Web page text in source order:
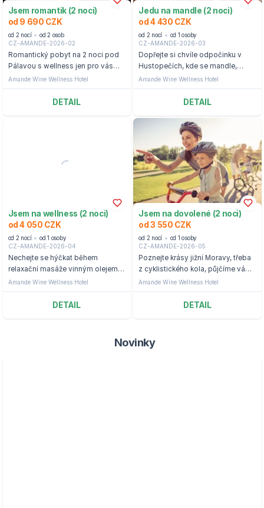
Jsem romantik (2 noci)
od 9 690 CZK
od 2 nocí
od 2 osob
CZ-AMANDE-2026-02
Romantický pobyt na 2 noci pod
Pálavou s wellness jen pro vás
dva.
Amande Wine Wellness Hotel
DETAIL
Jedu na mandle (2 noci)
od 4 430 CZK
od 2 nocí
od 1 osoby
CZ-AMANDE-2026-03
Dopřejte si chvíle odpočinku v
Hustopečích, kde se mandle,
symbol jara, stanou elixírem pro
tělo i duši.
Amande Wine Wellness Hotel
DETAIL
Jsem na wellness (2 noci)
od 4 050 CZK
od 2 nocí
od 1 osoby
CZ-AMANDE-2026-04
Nechejte se hýčkat během
relaxační masáže vinným olejem
na hotelu Amande.
Amande Wine Wellness Hotel
DETAIL
Jsem na dovolené (2 noci)
od 3 550 CZK
od 2 nocí
od 1 osoby
CZ-AMANDE-2026-05
Poznejte krásy jižní Moravy, třeba
z cyklistického kola, půjčíme vám
ho: skvělé jídlo, každodenní
wellness relax i sportovní vyžití
Amande Wine Wellness Hotel
DETAIL
Novinky